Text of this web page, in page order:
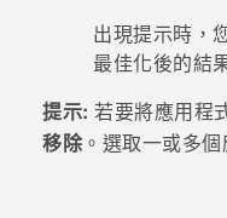
出現提示時，
最佳化後的結
提示: 若要將應用程
移除。選取一或多